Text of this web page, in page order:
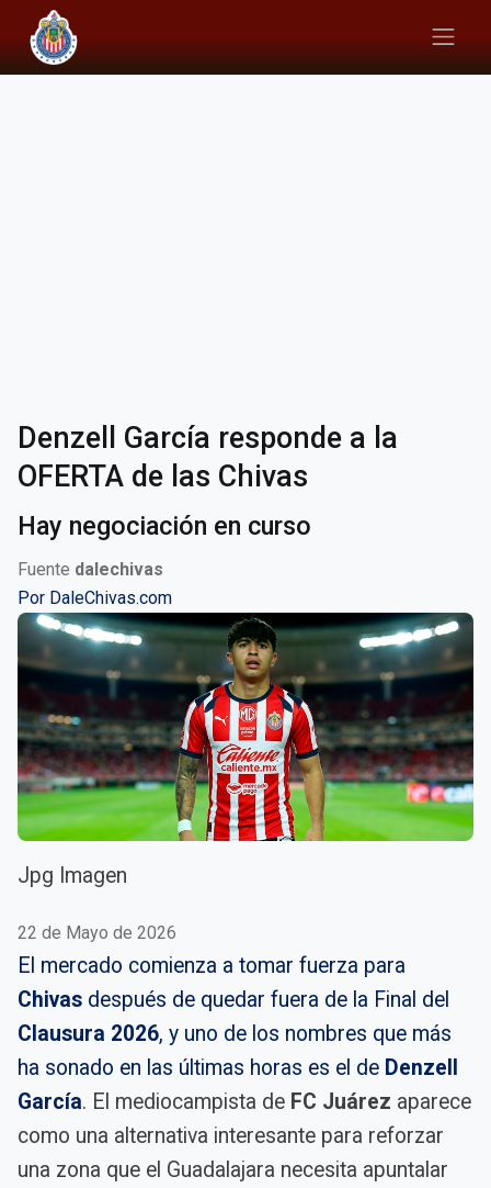
Denzell García responde a la
OFERTA de las Chivas
Hay negociación en curso
Fuente dalechivas
Por DaleChivas.com
Jpg Imagen
22 de Mayo de 2026
El mercado comienza a tomar fuerza para
Chivas después de quedar fuera de la Final del
Clausura 2026, y uno de los nombres que más
ha sonado en las últimas horas es el de Denzell
García. El mediocampista de FC Juárez aparece
como una alternativa interesante para reforzar
una zona que el Guadalajara necesita apuntalar